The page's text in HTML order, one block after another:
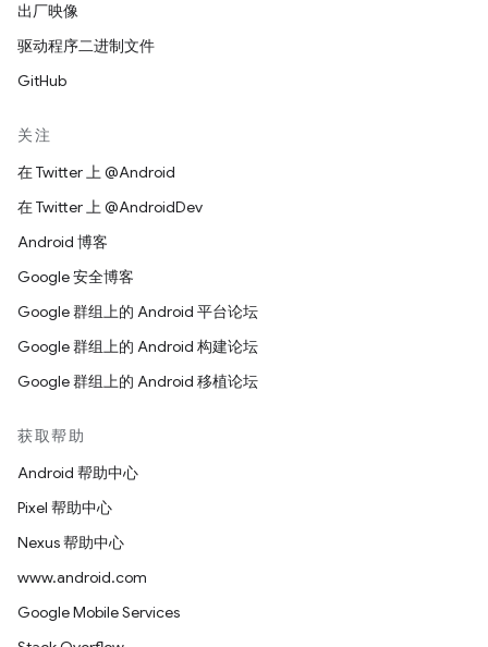
出厂映像
驱动程序二进制文件
GitHub
关注
在 Twitter 上 @Android
在 Twitter 上 @AndroidDev
Android 博客
Google 安全博客
Google 群组上的 Android 平台论坛
Google 群组上的 Android 构建论坛
Google 群组上的 Android 移植论坛
获取帮助
Android 帮助中心
Pixel 帮助中心
Nexus 帮助中心
www.android.com
Google Mobile Services